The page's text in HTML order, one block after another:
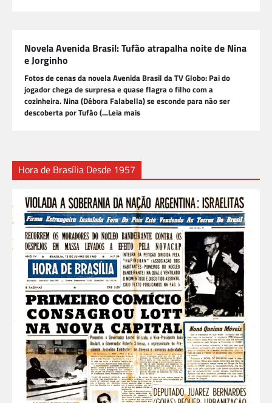
Novela Avenida Brasil: Tufão atrapalha noite de Nina
e Jorginho
Fotos de cenas da novela Avenida Brasil da TV Globo: Pai do
jogador chega de surpresa e quase flagra o filho com a
cozinheira. Nina (Débora Falabella) se esconde para não ser
descoberta por Tufão (…Leia mais
Hora de Brasília Desde 1957